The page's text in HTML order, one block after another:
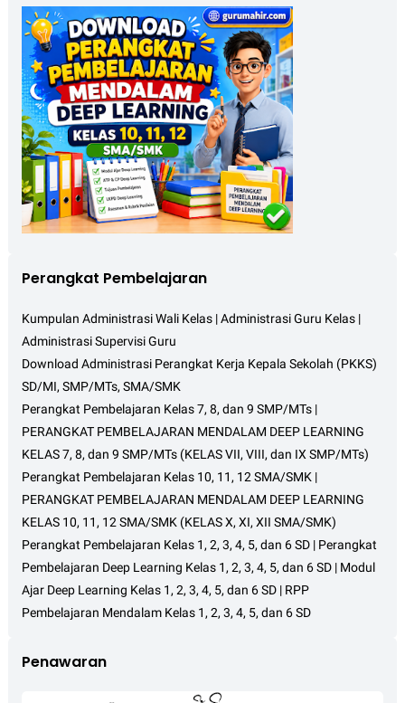
Perangkat Pembelajaran
Kumpulan Administrasi Wali Kelas | Administrasi Guru Kelas |
Administrasi Supervisi Guru
Download Administrasi Perangkat Kerja Kepala Sekolah (PKKS)
SD/MI, SMP/MTs, SMA/SMK
Perangkat Pembelajaran Kelas 7, 8, dan 9 SMP/MTs |
PERANGKAT PEMBELAJARAN MENDALAM DEEP LEARNING
KELAS 7, 8, dan 9 SMP/MTs (KELAS VII, VIII, dan IX SMP/MTs)
Perangkat Pembelajaran Kelas 10, 11, 12 SMA/SMK |
PERANGKAT PEMBELAJARAN MENDALAM DEEP LEARNING
KELAS 10, 11, 12 SMA/SMK (KELAS X, XI, XII SMA/SMK)
Perangkat Pembelajaran Kelas 1, 2, 3, 4, 5, dan 6 SD | Perangkat
Pembelajaran Deep Learning Kelas 1, 2, 3, 4, 5, dan 6 SD | Modul
Ajar Deep Learning Kelas 1, 2, 3, 4, 5, dan 6 SD | RPP
Pembelajaran Mendalam Kelas 1, 2, 3, 4, 5, dan 6 SD
Penawaran